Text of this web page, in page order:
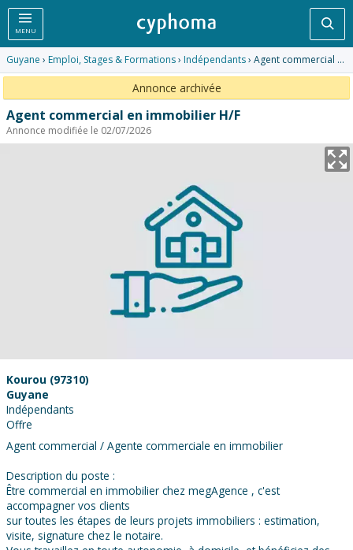
MENU
Guyane › Emploi, Stages & Formations› Indépendants› Agent commercial en immobilier H/F
Annonce archivée
Agent commercial en immobilier H/F
Annonce modifiée le 02/07/2026
Kourou (97310)
Guyane
Indépendants
Offre
Agent commercial / Agente commerciale en immobilier
Description du poste :
Être commercial en immobilier chez megAgence , c'est
accompagner vos clients
sur toutes les étapes de leurs projets immobiliers : estimation,
visite, signature chez le notaire.